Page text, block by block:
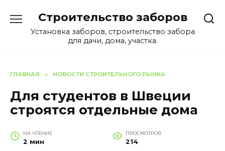
содержанию
Строительство заборов
Установка заборов, строительство забора
для дачи, дома, участка.
ГЛАВНАЯ » НОВОСТИ СТРОИТЕЛЬНОГО РЫНКА
Для студентов в Швеции
строятся отдельные дома
НА ЧТЕНИЕ
2 мин
ПРОСМОТРОВ
214